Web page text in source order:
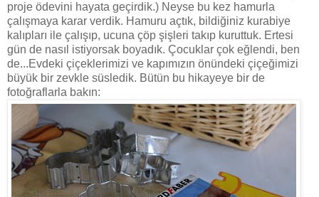
proje ödevini hayata geçirdik.) Neyse bu kez hamurla
çalışmaya karar verdik. Hamuru açtık, bildiğiniz kurabiye
kalıpları ile çalışıp, ucuna çöp şişleri takıp kuruttuk. Ertesi
gün de nasıl istiyorsak boyadık. Çocuklar çok eğlendi, ben
de...Evdeki çiçeklerimizi ve kapımızın önündeki çiçeğimizi
büyük bir zevkle süsledik. Bütün bu hikayeye bir de
fotoğraflarla bakın: